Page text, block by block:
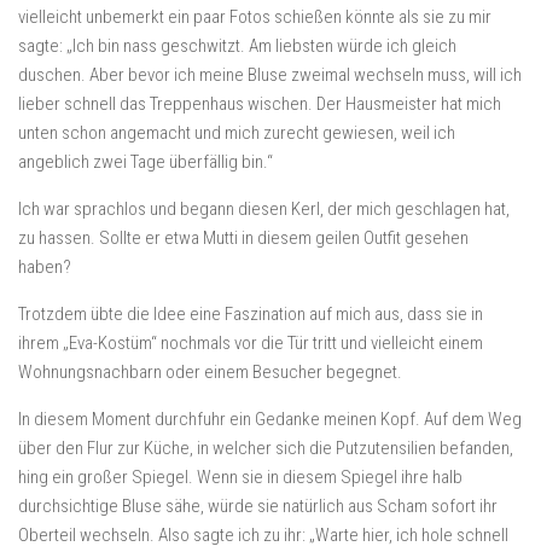
vielleicht unbemerkt ein paar Fotos schießen könnte als sie zu mir
sagte: „Ich bin nass geschwitzt. Am liebsten würde ich gleich
duschen. Aber bevor ich meine Bluse zweimal wechseln muss, will ich
lieber schnell das Treppenhaus wischen. Der Hausmeister hat mich
unten schon angemacht und mich zurecht gewiesen, weil ich
angeblich zwei Tage überfällig bin.“
Ich war sprachlos und begann diesen Kerl, der mich geschlagen hat,
zu hassen. Sollte er etwa Mutti in diesem geilen Outfit gesehen
haben?
Trotzdem übte die Idee eine Faszination auf mich aus, dass sie in
ihrem „Eva-Kostüm“ nochmals vor die Tür tritt und vielleicht einem
Wohnungsnachbarn oder einem Besucher begegnet.
In diesem Moment durchfuhr ein Gedanke meinen Kopf. Auf dem Weg
über den Flur zur Küche, in welcher sich die Putzutensilien befanden,
hing ein großer Spiegel. Wenn sie in diesem Spiegel ihre halb
durchsichtige Bluse sähe, würde sie natürlich aus Scham sofort ihr
Oberteil wechseln. Also sagte ich zu ihr: „Warte hier, ich hole schnell